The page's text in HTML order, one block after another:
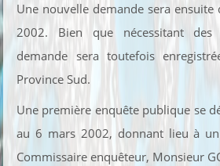
Une nouvelle demande sera
2002. Bien que nécessitant des
demande sera toutefois
Province Sud.
Une première enquête publique se
au 6 mars 2002, donnant lieu à
Commissaire enquêteur, Monsieur